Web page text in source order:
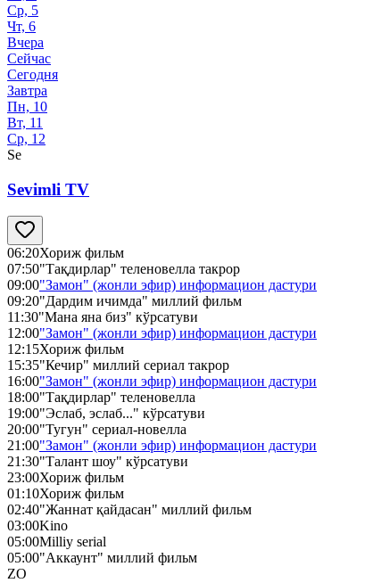
Ср, 5
Чт, 6
Вчера
Сейчас
Сегодня
Завтра
Пн, 10
Вт, 11
Ср, 12
Se
Sevimli TV
06:20Хориж фильм
07:50"Тақдирлар" теленовелла такрор
09:00"Замон" (жонли эфир) информацион дастури
09:20"Дардим ичимда" миллий фильм
11:30"Мана яна биз" кўрсатуви
12:00"Замон" (жонли эфир) информацион дастури
12:15Хориж фильм
15:35"Кечир" миллий сериал такрор
16:00"Замон" (жонли эфир) информацион дастури
18:00"Тақдирлар" теленовелла
19:00"Эслаб, эслаб..." кўрсатуви
20:00"Тугун" сериал-новелла
21:00"Замон" (жонли эфир) информацион дастури
21:30"Талант шоу" кўрсатуви
23:00Хориж фильм
01:10Хориж фильм
02:40"Жаннат қайдасан" миллий фильм
03:00Kino
05:00Milliy serial
05:00"Аккаунт" миллий фильм
ZO